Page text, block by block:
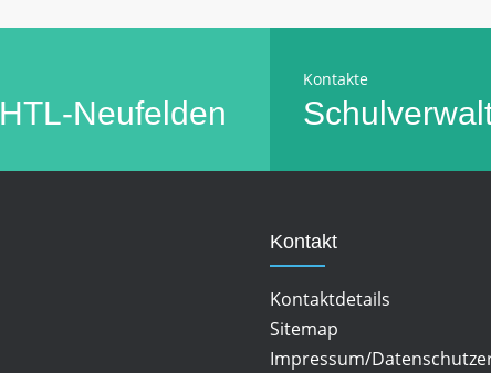
Neufelden
Kontakte
Kontakt
Kontaktdetails
Sitemap
Impressum/